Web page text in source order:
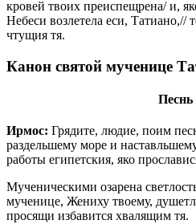
кровей твоих преиспещрена/ и,
Небеси возлетела еси, Татиано,//
чтущия тя.
Канон святой мученице
Песнь
Ирмос: Грядите, людие, поим
раздельшему море и
работы египетския, яко
Мученическими озарена
мученице, Жениху твоему,
просящи избавится хвалящим тя.